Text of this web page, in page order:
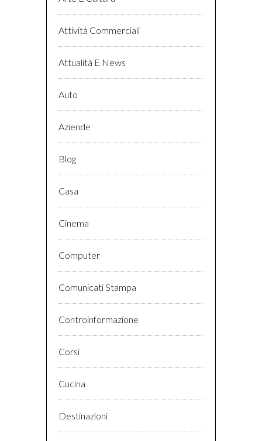
Attività Commerciali
Attualità E News
Auto
Aziende
Blog
Casa
Cinema
Computer
Comunicati Stampa
Controinformazione
Corsi
Cucina
Destinazioni